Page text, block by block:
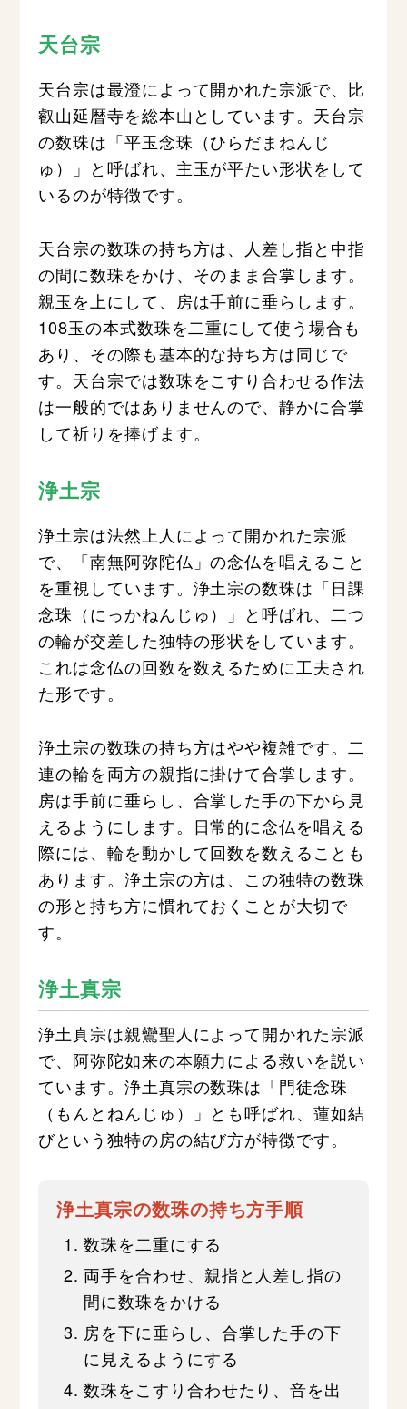
天台宗
天台宗は最澄によって開かれた宗派で、比
叡山延暦寺を総本山としています。天台宗
の数珠は「平玉念珠（ひらだまねんじ
ゅ）」と呼ばれ、主玉が平たい形状をして
いるのが特徴です。
天台宗の数珠の持ち方は、人差し指と中指
の間に数珠をかけ、そのまま合掌します。
親玉を上にして、房は手前に垂らします。
108玉の本式数珠を二重にして使う場合も
あり、その際も基本的な持ち方は同じで
す。天台宗では数珠をこすり合わせる作法
は一般的ではありませんので、静かに合掌
して祈りを捧げます。
浄土宗
浄土宗は法然上人によって開かれた宗派
で、「南無阿弥陀仏」の念仏を唱えること
を重視しています。浄土宗の数珠は「日課
念珠（にっかねんじゅ）」と呼ばれ、二つ
の輪が交差した独特の形状をしています。
これは念仏の回数を数えるために工夫され
た形です。
浄土宗の数珠の持ち方はやや複雑です。二
連の輪を両方の親指に掛けて合掌します。
房は手前に垂らし、合掌した手の下から見
えるようにします。日常的に念仏を唱える
際には、輪を動かして回数を数えることも
あります。浄土宗の方は、この独特の数珠
の形と持ち方に慣れておくことが大切で
す。
浄土真宗
浄土真宗は親鸞聖人によって開かれた宗派
で、阿弥陀如来の本願力による救いを説い
ています。浄土真宗の数珠は「門徒念珠
（もんとねんじゅ）」とも呼ばれ、蓮如結
びという独特の房の結び方が特徴です。
浄土真宗の数珠の持ち方手順
数珠を二重にする
両手を合わせ、親指と人差し指の
間に数珠をかける
房を下に垂らし、合掌した手の下
に見えるようにする
数珠をこすり合わせたり、音を出